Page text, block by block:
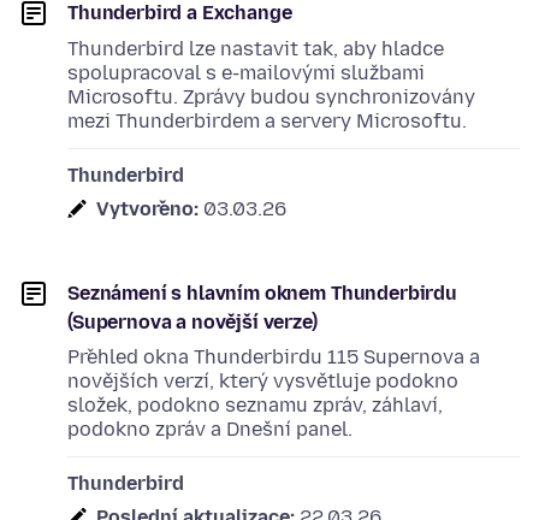
Thunderbird a Exchange
Thunderbird lze nastavit tak, aby hladce
spolupracoval s e-mailovými službami
Microsoftu. Zprávy budou synchronizovány
mezi Thunderbirdem a servery Microsoftu.
Thunderbird
Vytvořeno: 03.03.26
Seznámení s hlavním oknem Thunderbirdu
(Supernova a novější verze)
Přehled okna Thunderbirdu 115 Supernova a
novějších verzí, který vysvětluje podokno
složek, podokno seznamu zpráv, záhlaví,
podokno zpráv a Dnešní panel.
Thunderbird